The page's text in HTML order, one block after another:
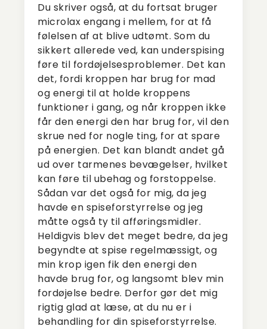
Du skriver også, at du fortsat bruger
microlax engang i mellem, for at få
følelsen af at blive udtømt. Som du
sikkert allerede ved, kan underspising
føre til fordøjelsesproblemer. Det kan
det, fordi kroppen har brug for mad
og energi til at holde kroppens
funktioner i gang, og når kroppen ikke
får den energi den har brug for, vil den
skrue ned for nogle ting, for at spare
på energien. Det kan blandt andet gå
ud over tarmenes bevægelser, hvilket
kan føre til ubehag og forstoppelse.
Sådan var det også for mig, da jeg
havde en spiseforstyrrelse og jeg
måtte også ty til afføringsmidler.
Heldigvis blev det meget bedre, da jeg
begyndte at spise regelmæssigt, og
min krop igen fik den energi den
havde brug for, og langsomt blev min
fordøjelse bedre. Derfor gør det mig
rigtig glad at læse, at du nu er i
behandling for din spiseforstyrrelse.